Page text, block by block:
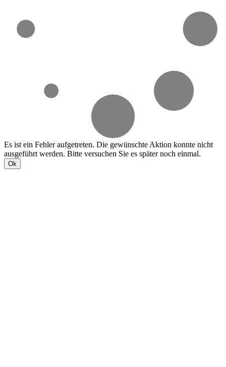
Es ist ein Fehler aufgetreten. Die gewünschte Aktion konnte nicht
ausgeführt werden. Bitte versuchen Sie es später noch einmal.
Ok